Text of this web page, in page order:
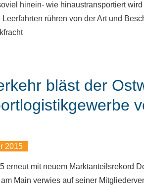
hinein- wie hinaustransportiert
rühren von der Art und
bläst der
2015
erneut mit neuem Marktanteilsrekord
Main verwies auf seiner